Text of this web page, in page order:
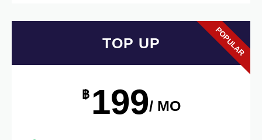
TOP UP
฿ 199/ MO
POPULAR